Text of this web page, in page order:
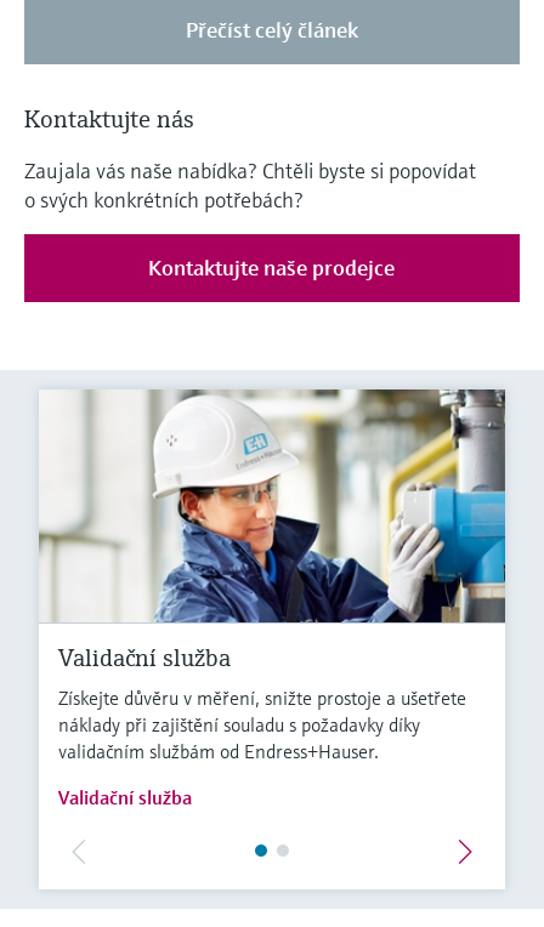
Přečíst celý článek
Kontaktujte nás
Zaujala vás naše nabídka? Chtěli byste si popovídat
o svých konkrétních potřebách?
Kontaktujte naše prodejce
Validační služba
Získejte důvěru v měření, snižte prostoje a ušetřete
náklady při zajištění souladu s požadavky díky
validačním službám od Endress+Hauser.
Validační služba